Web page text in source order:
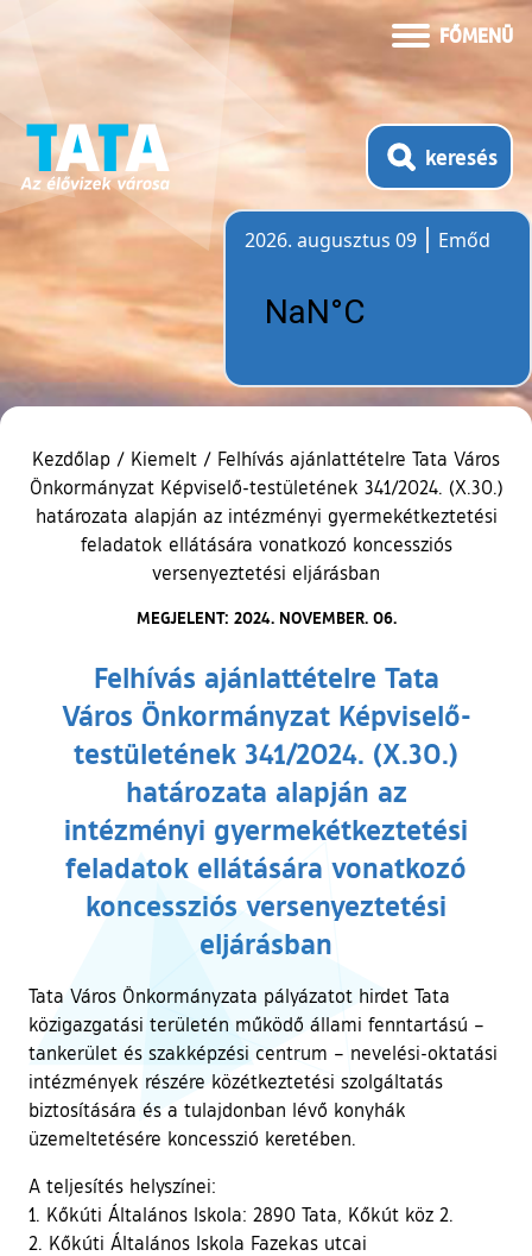
FŐMENÜ
keresés
2026. augusztus 09
Emőd
Kezdőlap / Kiemelt / Felhívás ajánlattételre Tata Város
Önkormányzat Képviselő-testületének 341/2024. (X.30.)
határozata alapján az intézményi gyermekétkeztetési
feladatok ellátására vonatkozó koncessziós
versenyeztetési eljárásban
MEGJELENT: 2024. NOVEMBER. 06.
Felhívás ajánlattételre Tata
Város Önkormányzat Képviselő-
testületének 341/2024. (X.30.)
határozata alapján az
intézményi gyermekétkeztetési
feladatok ellátására vonatkozó
koncessziós versenyeztetési
eljárásban
Tata Város Önkormányzata pályázatot hirdet Tata
közigazgatási területén működő állami fenntartású –
tankerület és szakképzési centrum – nevelési-oktatási
intézmények részére közétkeztetési szolgáltatás
biztosítására és a tulajdonban lévő konyhák
üzemeltetésére koncesszió keretében.
A teljesítés helyszínei:
1. Kőkúti Általános Iskola: 2890 Tata, Kőkút köz 2.
2. Kőkúti Általános Iskola Fazekas utcai